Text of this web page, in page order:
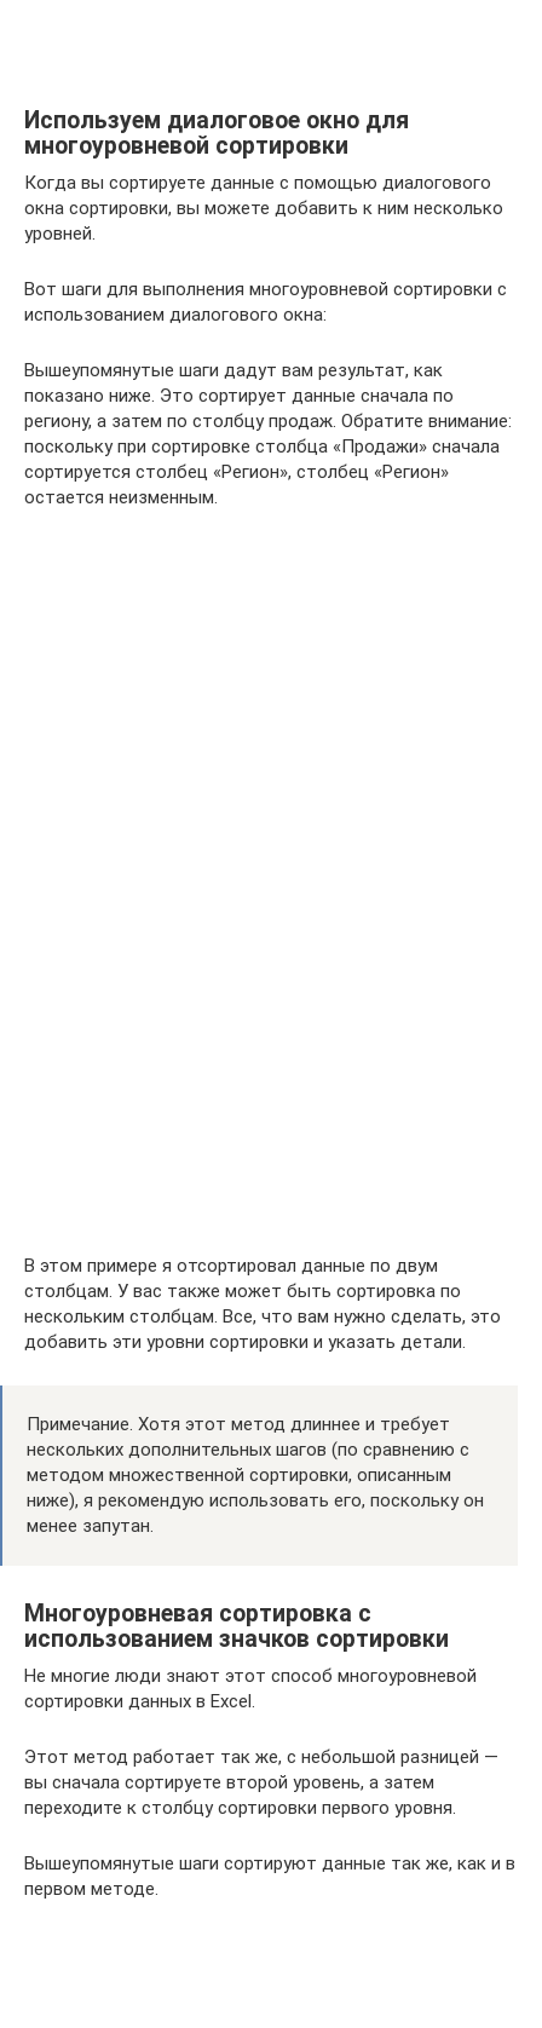
Используем диалоговое окно для
многоуровневой сортировки
Когда вы сортируете данные с помощью диалогового
окна сортировки, вы можете добавить к ним несколько
уровней.
Вот шаги для выполнения многоуровневой сортировки с
использованием диалогового окна:
Вышеупомянутые шаги дадут вам результат, как
показано ниже. Это сортирует данные сначала по
региону, а затем по столбцу продаж. Обратите внимание:
поскольку при сортировке столбца «Продажи» сначала
сортируется столбец «Регион», столбец «Регион»
остается неизменным.
В этом примере я отсортировал данные по двум
столбцам. У вас также может быть сортировка по
нескольким столбцам. Все, что вам нужно сделать, это
добавить эти уровни сортировки и указать детали.
Примечание. Хотя этот метод длиннее и требует
нескольких дополнительных шагов (по сравнению с
методом множественной сортировки, описанным
ниже), я рекомендую использовать его, поскольку он
менее запутан.
Многоуровневая сортировка с
использованием значков сортировки
Не многие люди знают этот способ многоуровневой
сортировки данных в Excel.
Этот метод работает так же, с небольшой разницей —
вы сначала сортируете второй уровень, а затем
переходите к столбцу сортировки первого уровня.
Вышеупомянутые шаги сортируют данные так же, как и в
первом методе.